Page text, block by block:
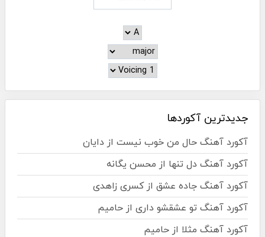
جدیدترین آکوردها
آکورد آهنگ حال من خوب نیست از دایان
آکورد آهنگ دل تنها از محسن یگانه
آکورد آهنگ جاده عشق از کسری زاهدی
آکورد آهنگ تو عشقشو داری از حامیم
آکورد آهنگ مثلا از حامیم